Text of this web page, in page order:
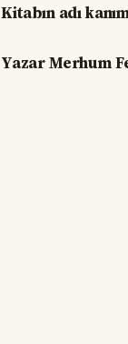
Kitabın adı
Yazar Merhum